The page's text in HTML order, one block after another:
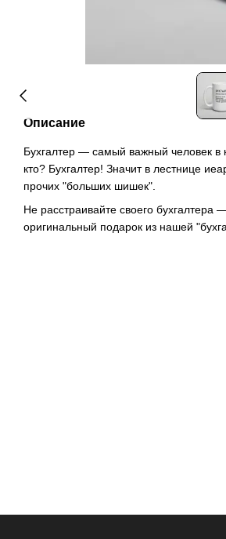
Описание
Бухгалтер — самый важный человек
кто? Бухгалтер! Значит в лестнице
прочих "больших шишек".
Не расстраивайте своего бухгалтера
оригинальный подарок из нашей